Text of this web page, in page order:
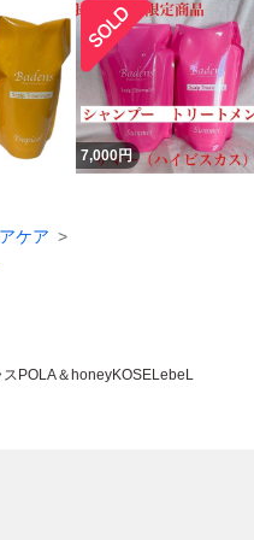
7,000円
ケア
ス POLA＆honeyKOSELebeL